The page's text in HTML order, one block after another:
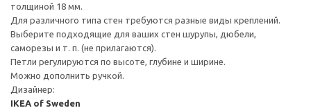
толщиной 18 мм.
Для различного типа стен требуются разные виды креплений.
Выберите подходящие для ваших стен шурупы, дюбели,
саморезы и т. п. (не прилагаются).
Петли регулируются по высоте, глубине и ширине.
Можно дополнить ручкой.
Дизайнер:
IKEA of Sweden